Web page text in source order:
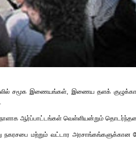
சமூக இணையங்கள், இணைய தளக்
.
ஆர்ப்பாட்டங்கள் வெள்ளியன்றும்
நகரசபை மற்றும் வட்டார